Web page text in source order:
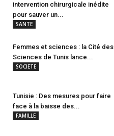
intervention chirurgicale inédite
pour sauver un...
SANTE
Femmes et sciences : la Cité des
Sciences de Tunis lance...
SOCIETE
Tunisie : Des mesures pour faire
face à la baisse des...
FAMILLE